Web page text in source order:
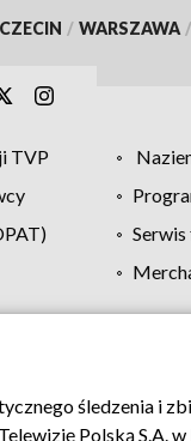
/ WARSZAWA /
TVP
Pomoc Biuro
śledzenia i
Polską S.A.